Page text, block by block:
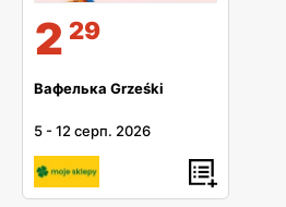
2 29
Вафелька Grześki
5 -12 серп. 2026